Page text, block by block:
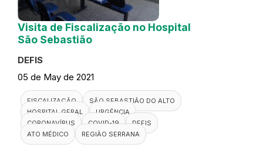
Visita de Fiscalização no Hospital
São Sebastião
DEFIS
05 de May de 2021
FISCALIZAÇÃO
SÃO SEBASTIÃO DO ALTO
HOSPITAL GERAL
URGÊNCIA
CORONAVÍRUS
COVID-19
DEFIS
ATO MÉDICO
REGIÃO SERRANA